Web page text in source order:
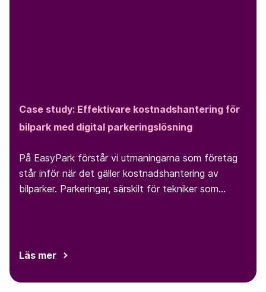
Case study: Effektivare kostnadshantering för
bilpark med digital parkeringslösning
På EasyPark förstår vi utmaningarna som företag
står inför när det gäller kostnadshantering av
bilparker. Parkeringar, särskilt för tekniker som
Läs mer